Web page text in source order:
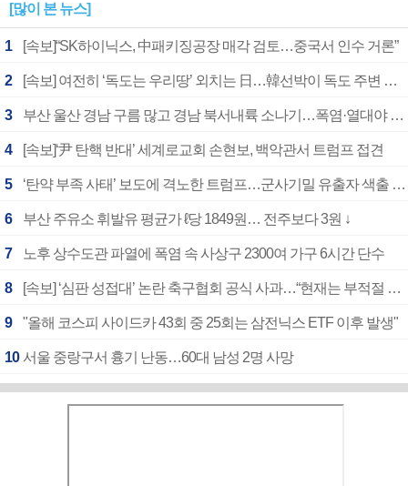
[많이 본 뉴스]
1 [속보]“SK하이닉스, 中패키징공장 매각 검토…중국서 인수 거론”
2 [속보] 여전히 ‘독도는 우리땅’ 외치는 日…韓선박이 독도 주변 해양조사 활동하자 반발
3 부산 울산 경남 구름 많고 경남 북서내륙 소나기…폭염·열대야 계속
4 [속보]‘尹 탄핵 반대’ 세계로교회 손현보, 백악관서 트럼프 접견
5 ‘탄약 부족 사태’ 보도에 격노한 트럼프…군사기밀 유출자 색출 지시
6 부산 주유소 휘발유 평균가 ℓ당 1849원… 전주보다 3원 ↓
7 노후 상수도관 파열에 폭염 속 사상구 2300여 가구 6시간 단수
8 [속보] ‘심판 성접대’ 논란 축구협회 공식 사과…“현재는 부적절 행위 없어”
9 "올해 코스피 사이드카 43회 중 25회는 삼전닉스 ETF 이후 발생"
10 서울 중랑구서 흉기 난동…60대 남성 2명 사망